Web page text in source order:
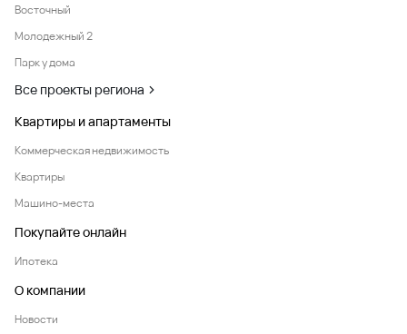
Восточный
Молодежный 2
Парк у дома
Все проекты региона
Квартиры и апартаменты
Коммерческая недвижимость
Квартиры
Машино-места
Покупайте онлайн
Ипотека
О компании
Новости